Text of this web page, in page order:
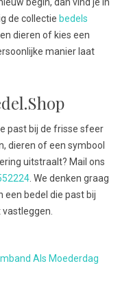
de collectie bedels
dieren of kies een
manier laat
past bij de frisse sfeer
dieren of een symbool
uitstraalt? Mail ons
. We denken graag
een bedel die past bij
Als Moederdag